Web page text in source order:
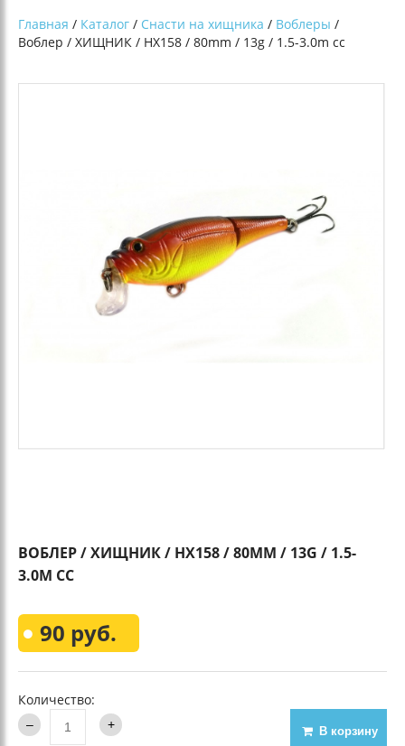
Главная / Каталог / Снасти на хищника / Воблеры /
Воблер / ХИЩНИК / HX158 / 80mm / 13g / 1.5-3.0m сс
ВОБЛЕР / ХИЩНИК / HX158 / 80MM / 13G / 1.5-
3.0M СС
90 руб.
Количество:
В корзину